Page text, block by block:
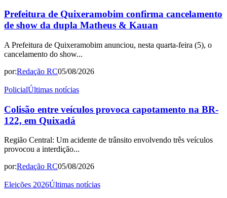
Prefeitura de Quixeramobim confirma cancelamento
de show da dupla Matheus & Kauan
A Prefeitura de Quixeramobim anunciou, nesta quarta-feira (5), o
cancelamento do show...
por:Redação RC05/08/2026
PolicialÚltimas notícias
Colisão entre veículos provoca capotamento na BR-
122, em Quixadá
Região Central: Um acidente de trânsito envolvendo três veículos
provocou a interdição...
por:Redação RC05/08/2026
Eleições 2026Últimas notícias